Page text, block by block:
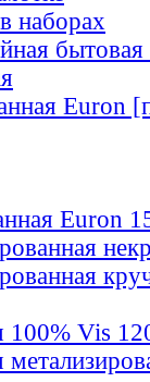
наборах
бытовая
Euron
Euron
100% Vis